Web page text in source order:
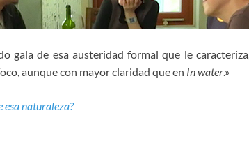
gala de esa austeridad formal que le
aunque con mayor claridad que en In water.»
esa naturaleza?